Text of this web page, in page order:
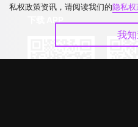
私权政策资讯，请阅读我们的隐私权
我